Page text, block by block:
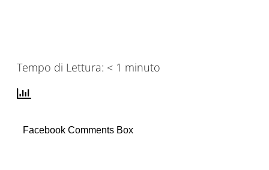
Tempo di Lettura: < 1 minuto
Facebook Comments Box